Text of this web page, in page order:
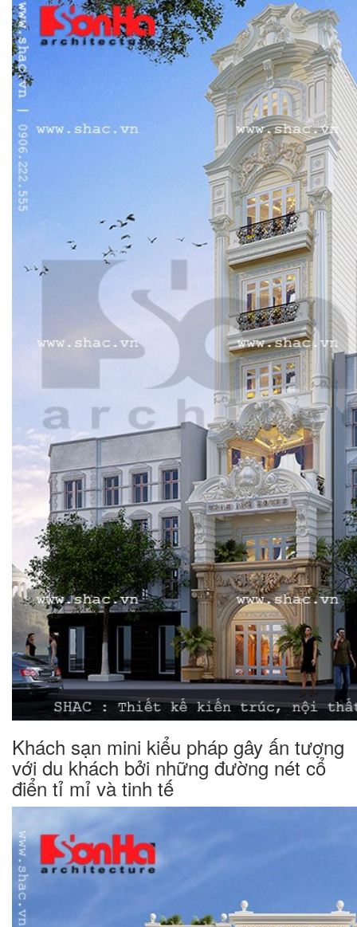
Khách sạn mini kiểu pháp gây ấn tượng
với du khách bởi những đường nét cổ
điển tỉ mỉ và tinh tế